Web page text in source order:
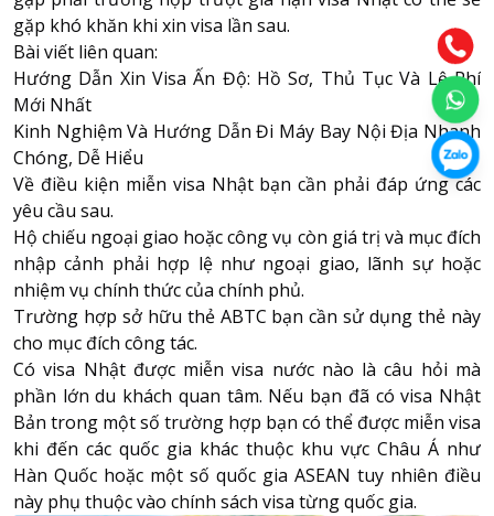
gặp khó khăn khi xin visa lần sau.
Bài viết liên quan:
Hướng Dẫn Xin Visa Ấn Độ: Hồ Sơ, Thủ Tục Và Lệ Phí
Mới Nhất
Kinh Nghiệm Và Hướng Dẫn Đi Máy Bay Nội Địa Nhanh
Chóng, Dễ Hiểu
Về điều kiện miễn visa Nhật bạn cần phải đáp ứng các
yêu cầu sau.
Hộ chiếu ngoại giao hoặc công vụ còn giá trị và mục đích
nhập cảnh phải hợp lệ như ngoại giao, lãnh sự hoặc
nhiệm vụ chính thức của chính phủ.
Trường hợp sở hữu thẻ ABTC bạn cần sử dụng thẻ này
cho mục đích công tác.
Có visa Nhật được miễn visa nước nào là câu hỏi mà
phần lớn du khách quan tâm. Nếu bạn đã có visa Nhật
Bản trong một số trường hợp bạn có thể được miễn visa
khi đến các quốc gia khác thuộc khu vực Châu Á như
Hàn Quốc hoặc một số quốc gia ASEAN tuy nhiên điều
này phụ thuộc vào chính sách visa từng quốc gia.